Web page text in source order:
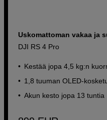
Uskomattoman vakaa ja
DJI RS 4 Pro
Kestää jopa 4,5 kg:n
1,8 tuuman OLED-
Akun kesto jopa 13 tuntia